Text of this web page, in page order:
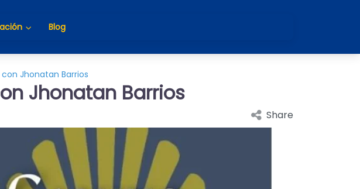
Blog
Jhonatan Barrios
Jhonatan Barrios
Share